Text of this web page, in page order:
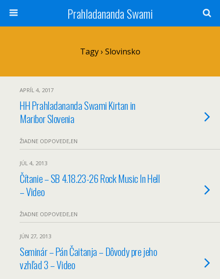
Prahladananda Swami
Tagy › Slovinsko
APRÍL 4, 2017
HH Prahladananda Swami Kirtan in
Maribor Slovenia
ŽIADNE ODPOVEDE,EN
JÚL 4, 2013
Čítanie – SB 4.18.23-26 Rock Music In Hell
– Video
ŽIADNE ODPOVEDE,EN
JÚN 27, 2013
Seminár – Pán Čaitanja – Dôvody pre jeho
vzhľad 3 – Video